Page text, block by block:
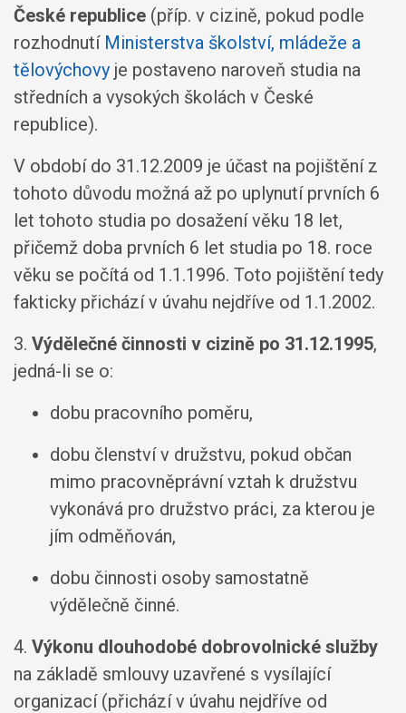
České republice (příp. v cizině, pokud podle
rozhodnutí Ministerstva školství, mládeže a
tělovýchovy je postaveno naroveň studia na
středních a vysokých školách v České
republice).
V období do 31.12.2009 je účast na pojištění z
tohoto důvodu možná až po uplynutí prvních 6
let tohoto studia po dosažení věku 18 let,
přičemž doba prvních 6 let studia po 18. roce
věku se počítá od 1.1.1996. Toto pojištění tedy
fakticky přichází v úvahu nejdříve od 1.1.2002.
3. Výdělečné činnosti v cizině po 31.12.1995,
jedná-li se o:
dobu pracovního poměru,
dobu členství v družstvu, pokud občan
mimo pracovněprávní vztah k družstvu
vykonává pro družstvo práci, za kterou je
jím odměňován,
dobu činnosti osoby samostatně
výdělečně činné.
4. Výkonu dlouhodobé dobrovolnické služby
na základě smlouvy uzavřené s vysílající
organizací (přichází v úvahu nejdříve od